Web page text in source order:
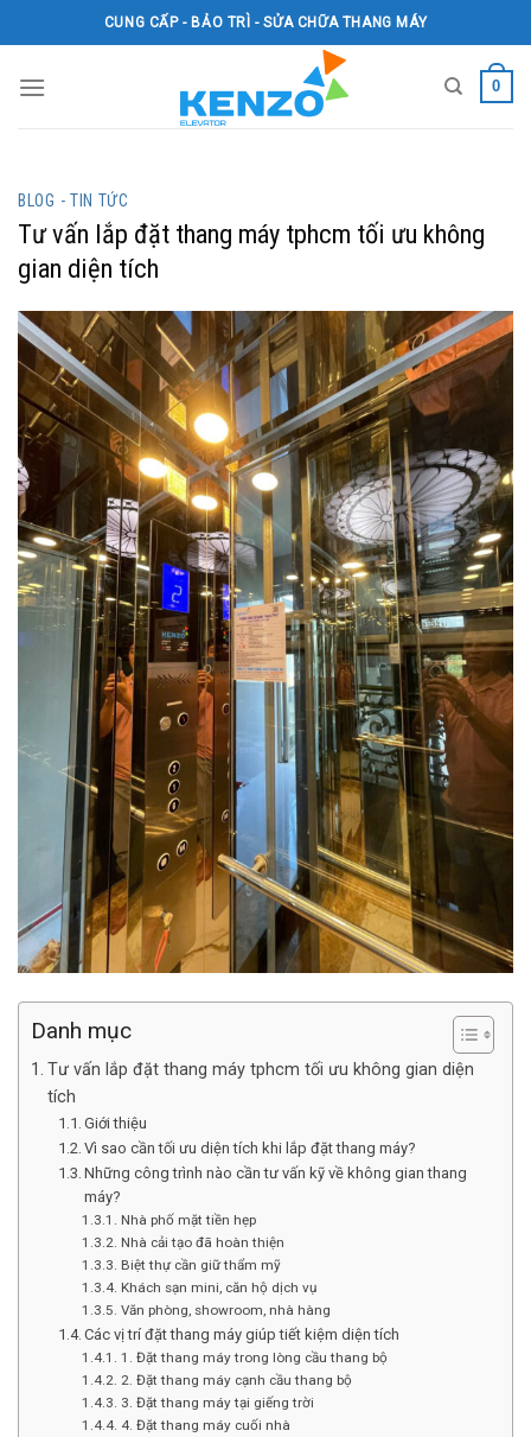
to
CUNG CẤP - BẢO TRÌ - SỬA CHỮA THANG MÁY
0
BLOG - TIN TỨC
Tư vấn lắp đặt thang máy tphcm tối ưu không
gian diện tích
Danh mục
Tư vấn lắp đặt thang máy tphcm tối ưu không gian diện
tích
Giới thiệu
Vì sao cần tối ưu diện tích khi lắp đặt thang máy?
Những công trình nào cần tư vấn kỹ về không gian thang
máy?
Nhà phố mặt tiền hẹp
Nhà cải tạo đã hoàn thiện
Biệt thự cần giữ thẩm mỹ
Khách sạn mini, căn hộ dịch vụ
Văn phòng, showroom, nhà hàng
Các vị trí đặt thang máy giúp tiết kiệm diện tích
1. Đặt thang máy trong lòng cầu thang bộ
2. Đặt thang máy cạnh cầu thang bộ
3. Đặt thang máy tại giếng trời
4. Đặt thang máy cuối nhà